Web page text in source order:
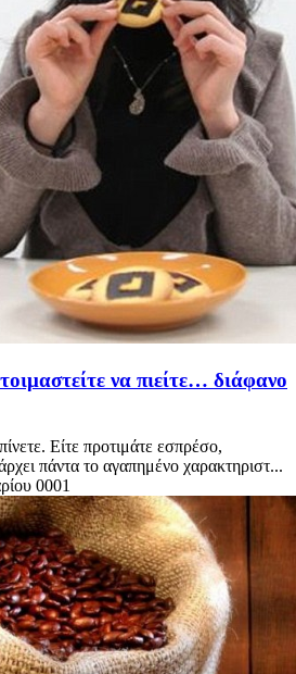
να πιείτε… διάφανο
Είτε προτιμάτε εσπρέσο,
πάντα το αγαπημένο χαρακτηριστ...
0001